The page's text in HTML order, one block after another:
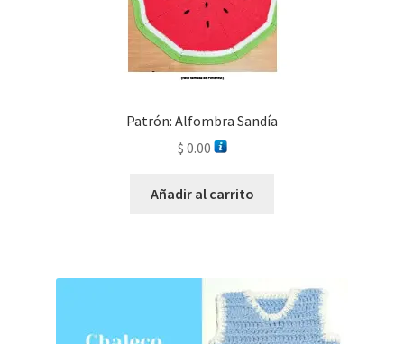
Patrón: Alfombra Sandía
$ 0.00
Añadir al carrito